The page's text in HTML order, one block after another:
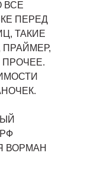
ВСЕ
ПЕРЕД
ТАКИЕ
ПРАЙМЕР,
ПРОЧЕЕ.
ВОРМАН